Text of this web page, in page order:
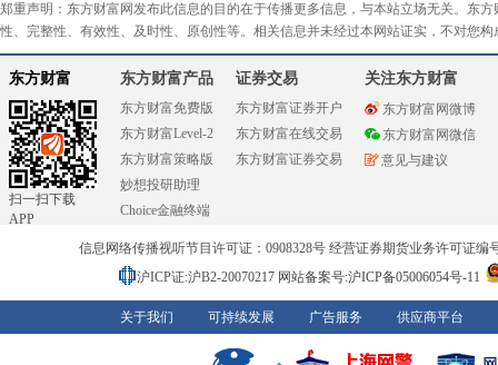
郑重声明：东方财富网发布此信息的目的在于传播更多信息，与本站立场无关。东
性、完整性、有效性、及时性、原创性等。相关信息并未经过本网站证实，不对您
东方财富
扫一扫下载
APP
东方财富产品
东方财富免费版
东方财富Level-2
东方财富策略版
妙想投研助理
Choice金融终端
证券交易
东方财富证券开户
东方财富在线交易
东方财富证券交易
关注东方财富
东方财富网微博
东方财富网微信
意见与建议
信息网络传播视听节目许可证：0908328号 经营证券期货业务许可证编
沪ICP证:沪B2-20070217 网站备案号:沪ICP备05006054号-11
关于我们 可持续发展 广告服务 供应商平台